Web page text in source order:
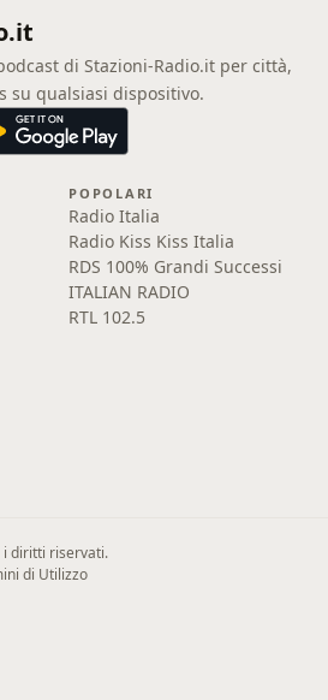
di Stazioni-Radio.it per città,
qualsiasi dispositivo.
POPOLARI
Radio Italia
Radio Kiss Kiss Italia
RDS 100% Grandi Successi
ITALIAN RADIO
RTL 102.5
i diritti riservati.
di Utilizzo